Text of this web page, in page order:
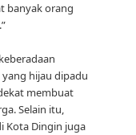
banyak orang
hijau dipadu
membuat
Selain itu,
Kota Dingin juga